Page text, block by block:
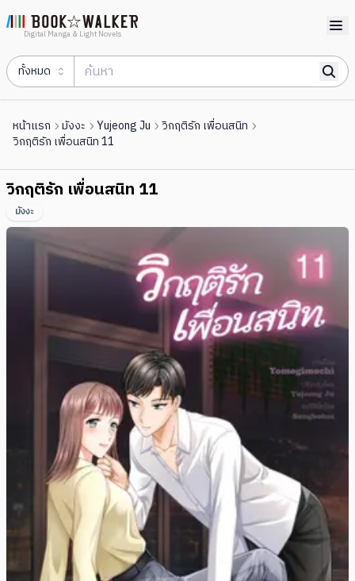
Digital Manga & Light Novels
ทั้งหมด
หน้าแรก มังงะ Yujeong Ju
วิกฤติรัก เพื่อนสนิท
วิกฤติรัก เพื่อนสนิท 11
วิกฤติรัก เพื่อนสนิท 11
มังงะ